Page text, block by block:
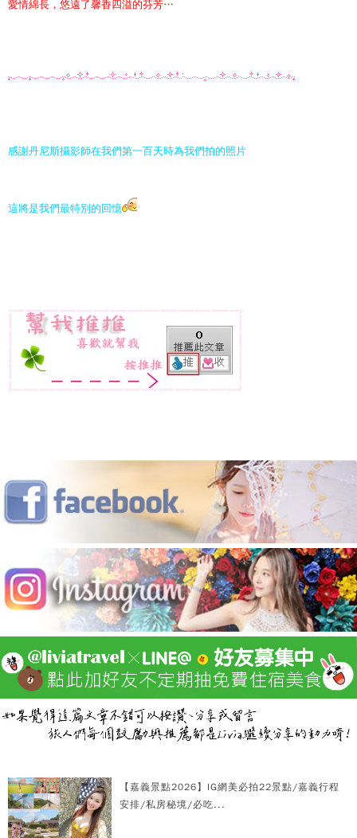
愛情綿長，悠遠了馨香四溢的芬芳…
感謝丹尼斯攝影師在我們第一百天時為我們拍的照片
這將是我們最特別的回憶
【嘉義景點2026】IG網美必拍22景點/嘉義行程
安排/私房秘境/必吃...